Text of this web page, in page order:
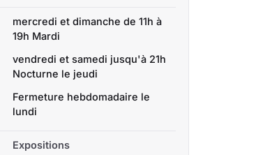
mercredi et dimanche de 11h à
19h Mardi
vendredi et samedi jusqu'à 21h
Nocturne le jeudi
Fermeture hebdomadaire le
lundi
Expositions